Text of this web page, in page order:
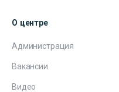
О центре
Администрация
Вакансии
Видео